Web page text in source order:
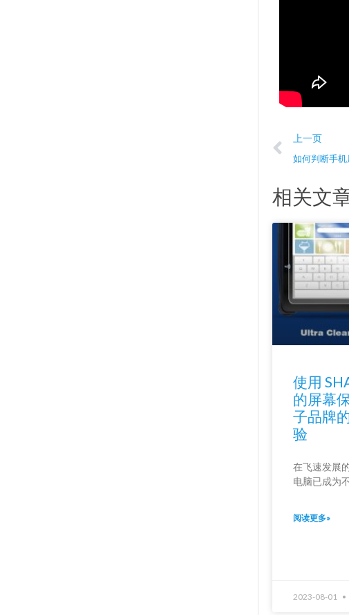
Prev
上一页
如何判断手机
相关文
使用
的屏幕
子品牌
验
在飞速发展
电脑已成为
阅读更多»
2023-08-01